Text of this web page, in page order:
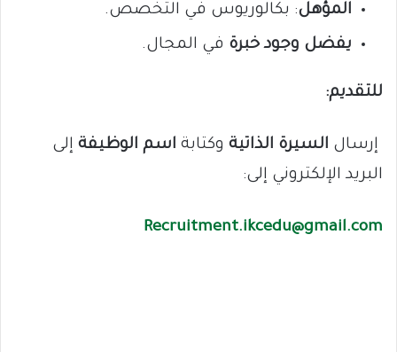
المؤهل: بكالوريوس في التخصص.
يفضل وجود خبرة في المجال.
للتقديم:
إرسال السيرة الذاتية وكتابة اسم الوظيفة إلى
البريد الإلكتروني إلى:
Recruitment.ikcedu@gmail.com